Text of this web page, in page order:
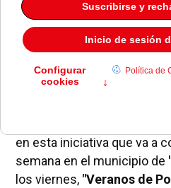
celebrar la presentación,
actuaciones...
salida del nuevo programa
en esta iniciativa que va a
semana en el municipio de
los viernes, "Veranos de